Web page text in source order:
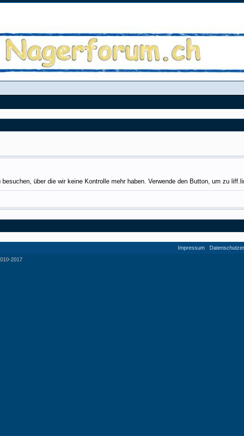
über die wir keine Kontrolle mehr haben. Verwende den Button, um zu
Impressum
2017